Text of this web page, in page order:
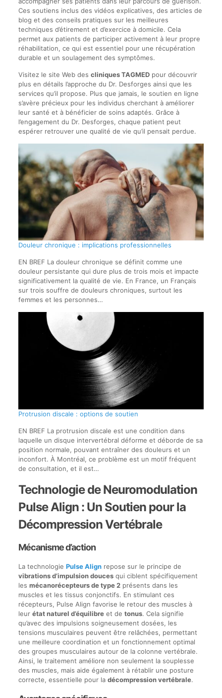
Ces soutiens inclus des vidéos explicatives, des articles de
blog et des conseils pratiques sur les meilleures
techniques d’étirement et d’exercice à domicile. Cela
permet aux patients de participer activement à leur propre
réhabilitation, ce qui est essentiel pour une récupération
durable et un soulagement des symptômes.
Visitez le site Web des cliniques TAGMEDpour découvrir
plus en détails l’approche du Dr. Desforges ainsi que les
services qu’il propose. Plus que jamais, le soutien en ligne
s’avère précieux pour les individus cherchant à améliorer
leur santé et à bénéficier de soins adaptés. Grâce à
l’engagement du Dr. Desforges, chaque patient peut
espérer retrouver une qualité de vie qu’il pensait perdue.
Douleur chronique : implications professionnelles
EN BREF La douleur chronique se définit comme une
douleur persistante qui dure plus de trois mois et impacte
significativement la qualité de vie. En France, un Français
sur trois souffre de douleurs chroniques, surtout les
femmes et les personnes…
Protrusion discale : options de soutien
EN BREF La protrusion discale est une condition dans
laquelle un disque intervertébral déforme et déborde de sa
position normale, pouvant entraîner des douleurs et un
inconfort. À Montréal, ce problème est un motif fréquent
de consultation, et il est…
Technologie de Neuromodulation
Pulse Align : Un Soutien pour la
Décompression Vertébrale
Mécanisme d’action
La technologie Pulse Alignrepose sur le principe de
vibrations d’impulsion doucesqui ciblent spécifiquement
les mécanorécepteurs de type 2présents dans les
muscles et les tissus conjonctifs. En stimulant ces
récepteurs, Pulse Align favorise le retour des muscles à
leur état naturel d’équilibreet de tonus. Cela signifie
qu’avec des impulsions soigneusement dosées, les
tensions musculaires peuvent être relâchées, permettant
une meilleure coordination et un fonctionnement optimal
des groupes musculaires autour de la colonne vertébrale.
Ainsi, le traitement améliore non seulement la souplesse
des muscles, mais aide également à rétablir une posture
correcte, essentielle pour la décompression vertébrale.